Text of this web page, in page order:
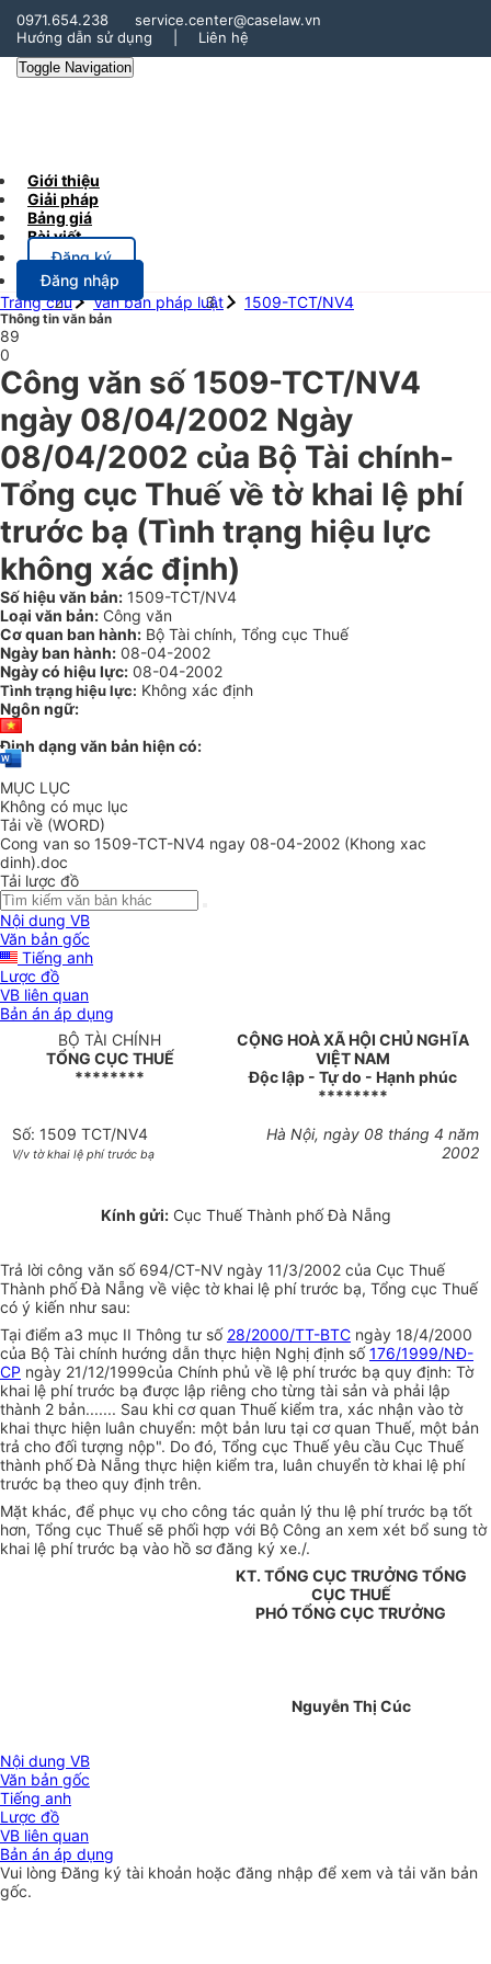
0971.654.238
service.center@caselaw.vn
Hướng dẫn sử dụng
Liên hệ
Toggle Navigation
Giới thiệu
Giải pháp
Bảng giá
Bài viết
Đăng ký
Đăng nhập
Trang chủ
Văn bản pháp luật 1509-TCT/NV4
Thông tin văn bản
89
0
Công văn số 1509-TCT/NV4
ngày 08/04/2002 Ngày
08/04/2002 của Bộ Tài chính-
Tổng cục Thuế về tờ khai lệ phí
trước bạ (Tình trạng hiệu lực
không xác định)
Số hiệu văn bản: 1509-TCT/NV4
Loại văn bản: Công văn
Cơ quan ban hành: Bộ Tài chính, Tổng cục Thuế
Ngày ban hành: 08-04-2002
Ngày có hiệu lực: 08-04-2002
Tình trạng hiệu lực: Không xác định
Ngôn ngữ:
Định dạng văn bản hiện có:
MỤC LỤC
Không có mục lục
Tải về (WORD)
Cong van so 1509-TCT-NV4 ngay 08-04-2002 (Khong xac
dinh).doc
Tải lược đồ
Nội dung VB
Văn bản gốc
Tiếng anh
Lược đồ
VB liên quan
Bản án áp dụng
BỘ TÀI CHÍNH
TỔNG CỤC THUẾ
********
CỘNG HOÀ XÃ HỘI CHỦ NGHĨA
VIỆT NAM
Độc lập - Tự do - Hạnh phúc
********
Số: 1509 TCT/NV4
V/v tờ khai lệ phí trước bạ
Hà Nội, ngày 08 tháng 4 năm
2002
Kính gửi:Cục Thuế Thành phố Đà Nẵng
Trả lời công văn số 694/CT-NV ngày 11/3/2002 của Cục Thuế
Thành phố Đà Nẵng về việc tờ khai lệ phí trước bạ, Tổng cục Thuế
có ý kiến như sau:
Tại điểm a3 mục II Thông tư số 28/2000/TT-BTC ngày 18/4/2000
của Bộ Tài chính hướng dẫn thực hiện Nghị định số176/1999/NĐ-
CP ngày 21/12/1999của Chính phủ về lệ phí trước bạ quy định: Tờ
khai lệ phí trước bạ được lập riêng cho từng tài sản và phải lập
thành 2 bản....... Sau khi cơ quan Thuế kiểm tra, xác nhận vào tờ
khai thực hiện luân chuyển: một bản lưu tại cơ quan Thuế, một bản
trả cho đối tượng nộp". Do đó, Tổng cục Thuế yêu cầu Cục Thuế
thành phố Đà Nẵng thực hiện kiểm tra, luân chuyển tờ khai lệ phí
trước bạ theo quy định trên.
Mặt khác, để phục vụ cho công tác quản lý thu lệ phí trước bạ tốt
hơn, Tổng cục Thuế sẽ phối hợp với Bộ Công an xem xét bổ sung tờ
khai lệ phí trước bạ vào hồ sơ đăng ký xe./.
KT. TỔNG CỤC TRƯỞNG TỔNG
CỤC THUẾ
PHÓ TỔNG CỤC TRƯỞNG
Nguyễn Thị Cúc
Nội dung VB
Văn bản gốc
Tiếng anh
Lược đồ
VB liên quan
Bản án áp dụng
Vui lòngĐăng ký tài khoản hoặc đăng nhập để xem và tải văn bản
gốc.